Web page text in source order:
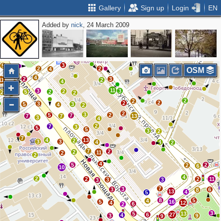
Gallery Sign up Login EN
Added bynick, 24 March 2009
2
6
3
9
13
5
8
12
27
16
13 4
4 2 11
6
2
3
8
7
5
4 2
2
2
2
2
2
3
11
13
3
2
4
11
4
13
7
2
2
5
2
4
2
2
2
2
3
3
7
3
7
7
4
5
3
7
3
2 2
4
3
2
2
3
2 2
4
3
4
2
11
2
5
2
2
4
2 4
3
5
3
2
5
7
5
3 4 3
2
2
10
2
5
2 3
3
3
4
5
3 3
2
5
6 4
6
4
9
OSM